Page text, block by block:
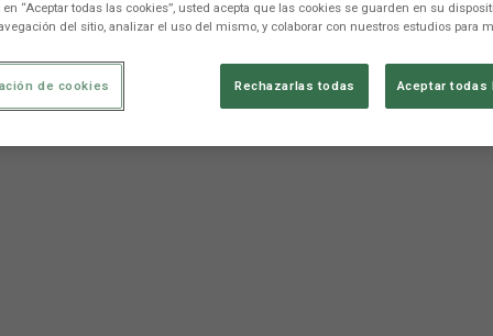
“Aceptar todas las cookies”, usted acepta que las cookies se guarden en su
del sitio, analizar el uso del mismo, y colaborar con nuestros estudios para
Rechazarlas todas Aceptar todas
de cookies